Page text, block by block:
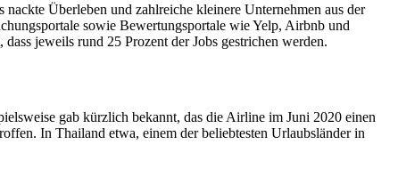
Überleben und zahlreiche kleinere Unternehmen aus der
sowie Bewertungsportale wie Yelp, Airbnb und
jeweils rund 25 Prozent der Jobs gestrichen werden.
gab kürzlich bekannt, das die Airline im Juni 2020 einen
In Thailand etwa, einem der beliebtesten Urlaubsländer in